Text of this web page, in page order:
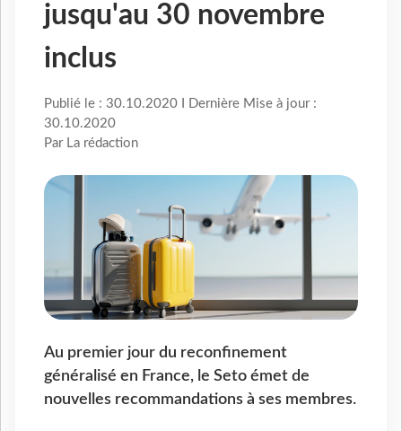
jusqu'au 30 novembre
inclus
Publié le : 30.10.2020 I Dernière Mise à jour :
30.10.2020
Par La rédaction
Au premier jour du reconfinement
généralisé en France, le Seto émet de
nouvelles recommandations à ses membres.